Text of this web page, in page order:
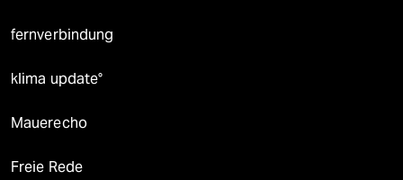
fernverbindung
klima update°
Mauerecho
Freie Rede